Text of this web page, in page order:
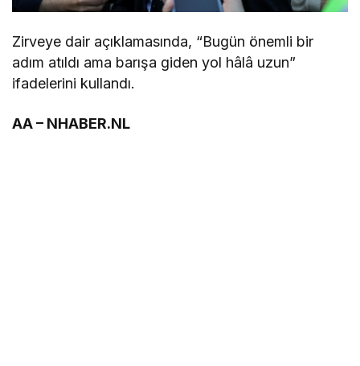
Zirveye dair açıklamasında, “Bugün önemli bir
adım atıldı ama barışa giden yol hâlâ uzun”
ifadelerini kullandı.
AA – NHABER.NL